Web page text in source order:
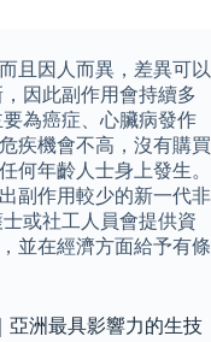
且因人而異，差異可以
因此副作用會持續多
為癌症、心臟病發作
疾機會不高，沒有購買
何年齡人士身上發生。
副作用較少的新一代非
或社工人員會提供資
並在經濟方面給予有條
亞洲最具影響力的生技